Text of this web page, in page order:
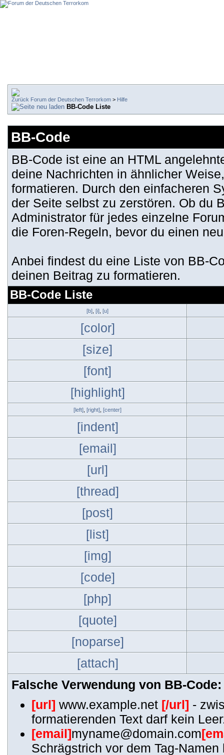
Forum der Deutschen Terrorkom > Hilfe
BB-Code Liste
BB-Code
BB-Code ist eine an HTML
deine Nachrichten in ähnlicher
formatieren. Durch den einfacheren
der Seite selbst zu zerstören. Ob du
Administrator für jedes einzelne
die Foren-Regeln, bevor du einen
Anbei findest du eine Liste von BB-
deinen Beitrag zu formatieren.
BB-Code Liste
[b] [i] [u]
[color]
[size]
[font]
[highlight]
[left] [right] [center]
[indent]
[email]
[url]
[thread]
[post]
[list]
[img]
[code]
[php]
[quote]
[noparse]
[attach]
Falsche Verwendung von BB-Code:
[url] www.example.net [/url] -
formatierenden Text darf kein
[email]myname@domain.com
Schrägstrich vor dem Tag-Namen